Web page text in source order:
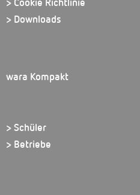
> Cookie Richtlinie
> Downloads
wara Kompakt
> Schüler
> Betriebe